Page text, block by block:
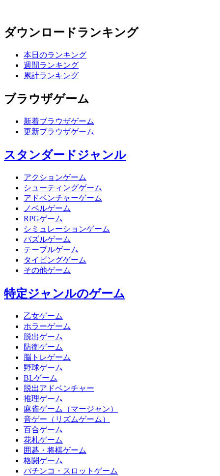
ダウンロードランキング
本日のランキング
週間ランキング
累計ランキング
ブラウザゲーム
新着ブラウザゲーム
更新ブラウザゲーム
スタンダードジャンル
アクションゲーム
シューティングゲーム
アドベンチャーゲーム
ノベルゲーム
RPGゲーム
シミュレーションゲーム
パズルゲーム
テーブルゲーム
タイピングゲーム
その他ゲーム
特定ジャンルのゲーム
乙女ゲーム
ホラーゲーム
脱出ゲーム
防衛ゲーム
脳トレゲーム
野球ゲーム
BLゲーム
脱出アドベンチャー
推理ゲーム
麻雀ゲーム（マージャン）
音ゲー（リズムゲーム）
百合ゲーム
花札ゲーム
囲碁・将棋ゲーム
格闘ゲーム
パチンコ・スロットゲーム